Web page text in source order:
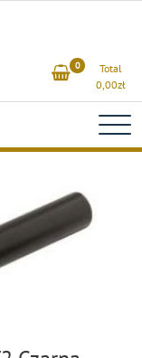
0
Total
0,00zł